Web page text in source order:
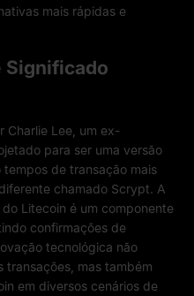
mais rápidas e
Significado
Charlie Lee, um ex-
para ser uma versão
de transação mais
chamado Scrypt. A
Litecoin é um componente
confirmações de
tecnológica não
transações, mas também
em diversos cenários de